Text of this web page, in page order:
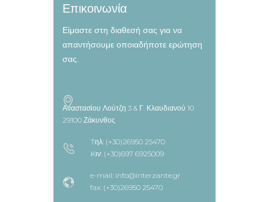
Επικοινωνία
Είμαστε στη διαθεσή σας για να
απαντήσουμε οποιαδήποτε ερώτηση
σας.
Αναστασίου Λούτζη 3 & Γ. Κλαυδιανού 10
29100 Ζάκυνθος
Tηλ: (+30)26950 25470
Kιν: (+30)697 6925009
e-mail: info@interzante.gr
fax: (+30)26950 25470